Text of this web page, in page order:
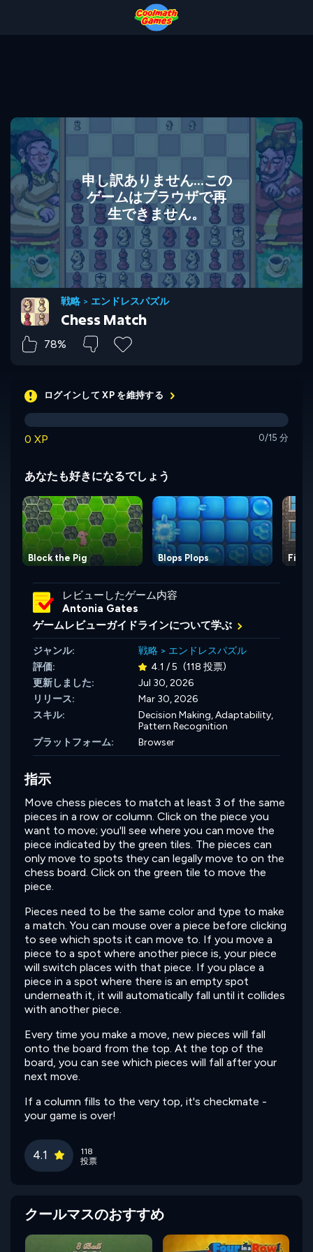
申し訳ありません...この
ゲームはブラウザで再
生できません。
戦略 > エンドレスパズル
Chess Match
78%
ログインして XP を維持する
0 XP 0/15 分
あなたも好きになるでしょう
Block the Pig Blops Plops
レビューしたゲーム内容
Antonia Gates
ゲームレビューガイドラインについて学ぶ
ジャンル: 戦略 > エンドレスパズル
評価:
4.1 / 5 (118 投票)
更新しました:
Jul 30, 2026
リリース:
Mar 30, 2026
スキル:
Decision Making,Adaptability,
Pattern Recognition
プラットフォーム:
Browser
指示
Move chess pieces to match at least 3 of the same
pieces in a row or column. Click on the piece you
want to move; you'll see where you can move the
piece indicated by the green tiles. The pieces can
only move to spots they can legally move to on the
chess board. Click on the green tile to move the
piece.
Pieces need to be the same color and type to make
a match. You can mouse over a piece before clicking
to see which spots it can move to. If you move a
piece to a spot where another piece is, your piece
will switch places with that piece. If you place a
piece in a spot where there is an empty spot
underneath it, it will automatically fall until it collides
with another piece.
Every time you make a move, new pieces will fall
onto the board from the top. At the top of the
board, you can see which pieces will fall after your
next move.
If a column fills to the very top, it's checkmate -
your game is over!
4.1
118
投票
クールマスのおすすめ